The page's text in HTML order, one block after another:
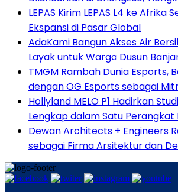
LEPAS Kirim LEPAS L4 ke Afrika
Ekspansi di Pasar Global
AdaKami Bangun Akses Air
Layak untuk Warga Dusun
TMGM Rambah Dunia Esports,
dengan OG Esports sebagai
Hollyland MELO P1 Hadirkan
Lengkap dalam Satu Perangkat
Dewan Architects + Engineers
sebagai Firma Arsitektur dan